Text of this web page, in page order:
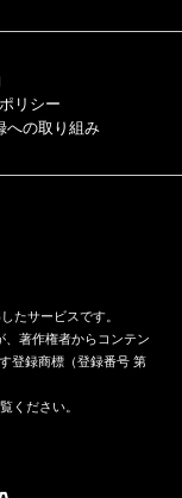
リシー
への取り組み
たサービスです。
著作権者からコンテン
登録商標（登録番号 第
ください。